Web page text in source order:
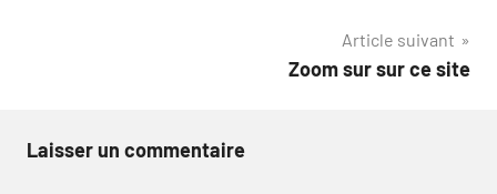
Article suivant
Zoom sur sur ce site
Laisser un commentaire